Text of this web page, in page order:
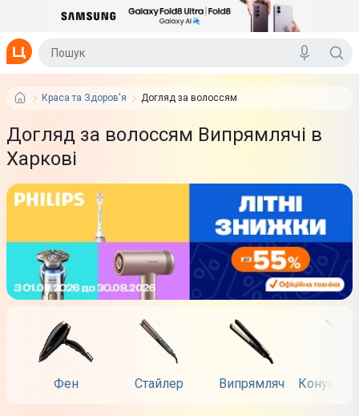
Краса та Здоров'я Догляд за волоссям
Догляд за волоссям Випрямлячі в
Харкові
Фен Стайлер Випрямляч Конусні